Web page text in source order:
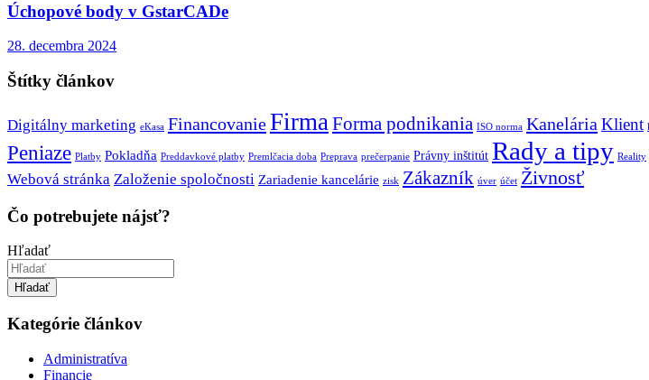
Úchopové body v GstarCADe
28. decembra 2024
Štítky článkov
Digitálny marketing eKasa FinancovanieFirma Forma podnikania ISO norma Kanelária Klient
Peniaze Platby Pokladňa Preddavkové platby Premlčacia doba Preprava prečerpanie Právny inštitút Rady a tipy Reality
Webová stránka Založenie spoločnosti Zariadenie kancelárie zisk Zákazník úver účet Živnosť
Čo potrebujete nájsť?
Hľadať
Hľadať
Kategórie článkov
Administratíva
Financie